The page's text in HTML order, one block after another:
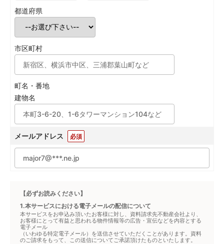
都道府県
市区町村
町名・番地
建物名
メールアドレス 必須
【必ずお読みください】
1.本サービスにおける電子メールの配信について
本サービスをお申込み頂いたお客様に対し、資料請求先不動産会社より、
お客様にとって有益と思われる物件情報等の広告・宣伝などを内容とする
電子メール
（いわゆる特定電子メール）を送信させていただくことがあります。資料
のご請求をもって、この送信についてご承諾頂けたものといたします。